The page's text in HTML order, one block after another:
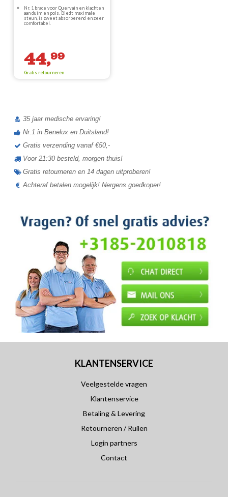
Nr. 1 brace voor Quervain en klachten
aan duim en pols. Biedt maximale
steun, is zweet absorberend en zeer
comfortabel.
44,99
Gratis retourneren
35 jaar medische ervaring!
Nr.1 in Benelux en Duitsland!
Gratis verzending vanaf €50,-
Voor 21:30 besteld, morgen thuis!
Gratis retourneren en 14 dagen uitproberen!
Achteraf betalen mogelijk! Nergens goedkoper!
KLANTENSERVICE
Veelgestelde vragen
Klantenservice
Betaling & Levering
Retourneren / Ruilen
Login partners
Contact